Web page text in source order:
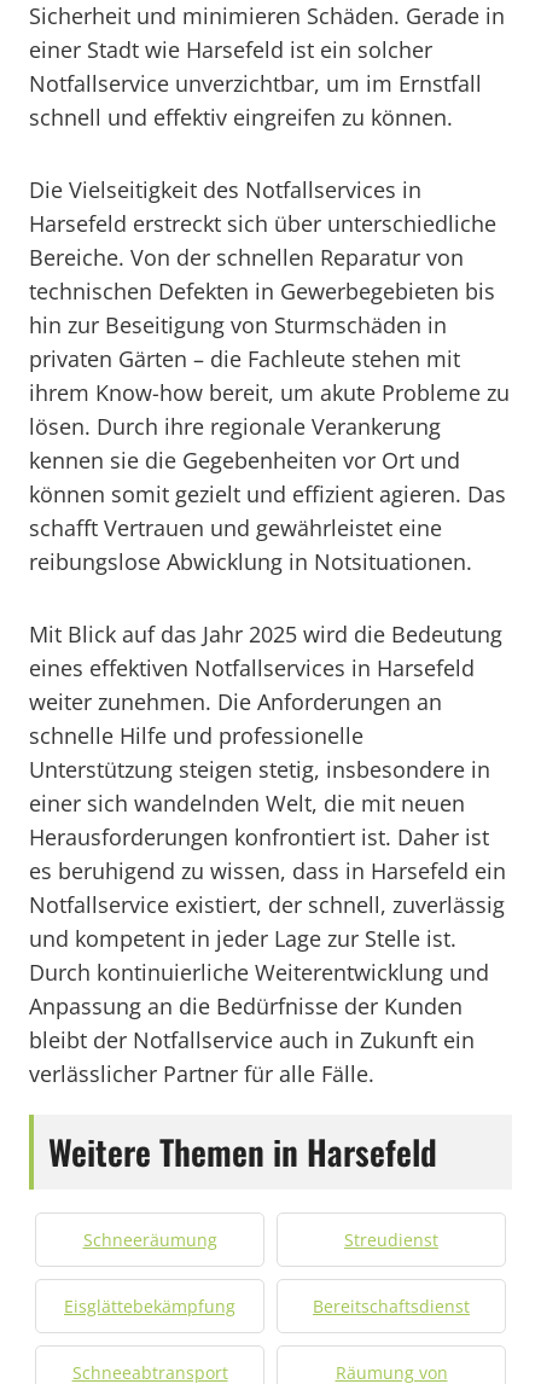
Sicherheit und minimieren Schäden. Gerade in
einer Stadt wie Harsefeld ist ein solcher
Notfallservice unverzichtbar, um im Ernstfall
schnell und effektiv eingreifen zu können.
Die Vielseitigkeit des Notfallservices in
Harsefeld erstreckt sich über unterschiedliche
Bereiche. Von der schnellen Reparatur von
technischen Defekten in Gewerbegebieten bis
hin zur Beseitigung von Sturmschäden in
privaten Gärten – die Fachleute stehen mit
ihrem Know-how bereit, um akute Probleme zu
lösen. Durch ihre regionale Verankerung
kennen sie die Gegebenheiten vor Ort und
können somit gezielt und effizient agieren. Das
schafft Vertrauen und gewährleistet eine
reibungslose Abwicklung in Notsituationen.
Mit Blick auf das Jahr 2025 wird die Bedeutung
eines effektiven Notfallservices in Harsefeld
weiter zunehmen. Die Anforderungen an
schnelle Hilfe und professionelle
Unterstützung steigen stetig, insbesondere in
einer sich wandelnden Welt, die mit neuen
Herausforderungen konfrontiert ist. Daher ist
es beruhigend zu wissen, dass in Harsefeld ein
Notfallservice existiert, der schnell, zuverlässig
und kompetent in jeder Lage zur Stelle ist.
Durch kontinuierliche Weiterentwicklung und
Anpassung an die Bedürfnisse der Kunden
bleibt der Notfallservice auch in Zukunft ein
verlässlicher Partner für alle Fälle.
Weitere Themen in Harsefeld
Schneeräumung Streudienst
Eisglättebekämpfung Bereitschaftsdienst
Schneeabtransport
Räumung von